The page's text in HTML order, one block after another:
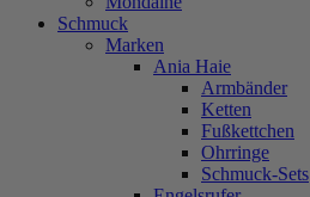
Schmuck
Marken
Ania Haie
Armbänder
Ketten
Fußkettchen
Ohrringe
Schmuck-Sets